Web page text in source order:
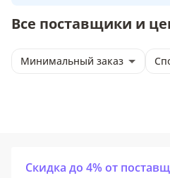
Все поставщики и
Минимальный заказ
Скидка до 4% от